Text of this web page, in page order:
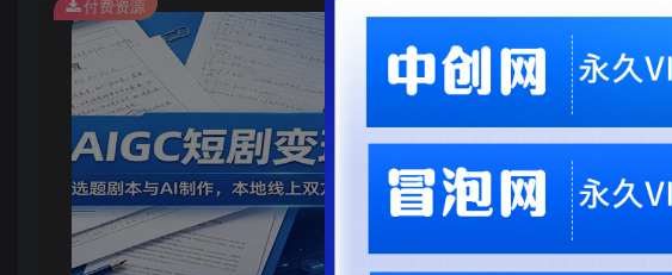
AIGC短剧变现实战
此内容为付费资源，
梦币9.9
黄金会员免费
付费资源